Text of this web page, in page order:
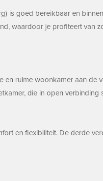
is goed bereikbaar en
waardoor je profiteert van
en ruime woonkamer aan de
die in open verbinding
en flexibiliteit. De derde